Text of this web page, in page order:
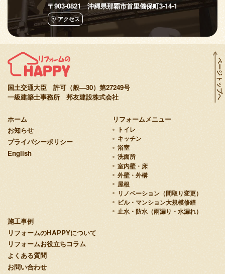
〒903-0821 沖縄県那覇市首里儀保町3-14-1
アクセス
国土交通大臣 許可（般—30）第27249号
一級建築士事務所 邦友建設株式会社
ホーム
お知らせ
プライバシーポリシー
English
リフォームメニュー
トイレ
キッチン
浴室
洗面所
室内壁・床
外壁・外構
屋根
リノベーション（間取り変更）
ビル・マンション大規模修繕
止水・防水（雨漏り・水漏れ）
施工事例
リフォームのHAPPYについて
リフォームお役立ちコラム
よくある質問
お問い合わせ
ページトップへ